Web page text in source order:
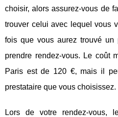
choisir, alors assurez-vous de
trouver celui avec lequel vous
fois que vous aurez trouvé un
prendre rendez-vous. Le coût
Paris est de 120 €, mais il
prestataire que vous choisissez.
Lors de votre rendez-vous,